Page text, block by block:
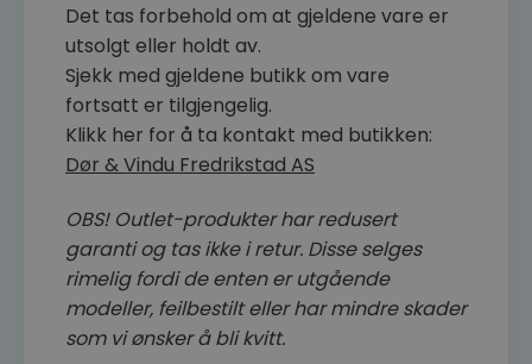
Det tas forbehold om at gjeldene vare er
utsolgt eller holdt av.
Sjekk med gjeldene butikk om vare
fortsatt er tilgjengelig.
Klikk her for å ta kontakt med butikken:
Dør & Vindu Fredrikstad AS
OBS! Outlet-produkter har redusert
garanti og tas ikke i retur. Disse selges
rimelig fordi de enten er utgående
modeller, feilbestilt eller har mindre skader
som vi ønsker å bli kvitt.